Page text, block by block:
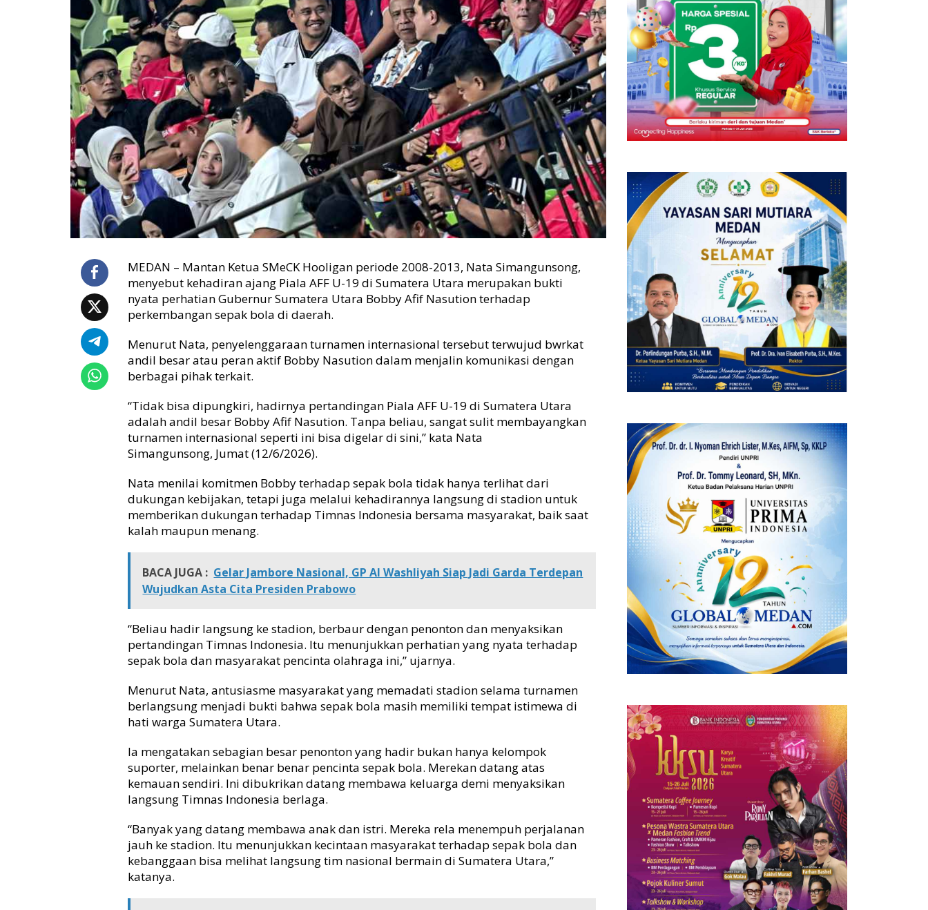
a
a
n
h
i
n
g
g
a
A
F
F
U
-
1
J
j
a
k
B
o
b
y
B
n
i
t
a
n
G
a
a
h
S
p
a
k
B
l
a
S
m
u
MEDAN – Mantan Ketua SMeCK Hooligan periode 2008-2013, Nata Simangunsong,
menyebut kehadiran ajang Piala AFF U-19 di Sumatera Utara merupakan bukti
nyata perhatian Gubernur Sumatera Utara Bobby Afif Nasution terhadap
perkembangan sepak bola di daerah.
Menurut Nata, penyelenggaraan turnamen internasional tersebut terwujud bwrkat
andil besar atau peran aktif Bobby Nasution dalam menjalin komunikasi dengan
berbagai pihak terkait.
“Tidak bisa dipungkiri, hadirnya pertandingan Piala AFF U-19 di Sumatera Utara
adalah andil besar Bobby Afif Nasution. Tanpa beliau, sangat sulit membayangkan
turnamen internasional seperti ini bisa digelar di sini,” kata Nata
Simangunsong, Jumat (12/6/2026).
Nata menilai komitmen Bobby terhadap sepak bola tidak hanya terlihat dari
dukungan kebijakan, tetapi juga melalui kehadirannya langsung di stadion untuk
memberikan dukungan terhadap Timnas Indonesia bersama masyarakat, baik saat
kalah maupun menang.
BACA JUGA : Gelar Jambore Nasional, GP Al Washliyah Siap Jadi Garda Terdepan
Wujudkan Asta Cita Presiden Prabowo
“Beliau hadir langsung ke stadion, berbaur dengan penonton dan menyaksikan
pertandingan Timnas Indonesia. Itu menunjukkan perhatian yang nyata terhadap
sepak bola dan masyarakat pencinta olahraga ini,” ujarnya.
Menurut Nata, antusiasme masyarakat yang memadati stadion selama turnamen
berlangsung menjadi bukti bahwa sepak bola masih memiliki tempat istimewa di
hati warga Sumatera Utara.
Ia mengatakan sebagian besar penonton yang hadir bukan hanya kelompok
suporter, melainkan benar benar pencinta sepak bola. Merekan datang atas
kemauan sendiri. Ini dibukrikan datang membawa keluarga demi menyaksikan
langsung Timnas Indonesia berlaga.
“Banyak yang datang membawa anak dan istri. Mereka rela menempuh perjalanan
jauh ke stadion. Itu menunjukkan kecintaan masyarakat terhadap sepak bola dan
kebanggaan bisa melihat langsung tim nasional bermain di Sumatera Utara,”
katanya.